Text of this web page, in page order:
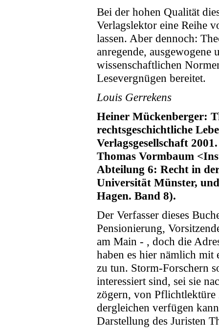
Bei der hohen Qualität
Verlagslektor eine Reihe
lassen. Aber dennoch:
anregende,
wissenschaftlichen
Lesevergnügen bereitet.
Louis Gerrekens
Heiner Mückenberger:
rechtsgeschichtliche
Verlagsgesellschaft
Thomas Vormbaum
Abteilung 6: Recht in
Universität Münster,
Hagen. Band 8).
Der Verfasser dieses
Pensionierung,
am Main - , doch die
haben es hier nämlich
zu tun. Storm-Forschern
interessiert sind, sei sie
zögern, von Pflichtlektüre
dergleichen verfügen
Darstellung des Juristen